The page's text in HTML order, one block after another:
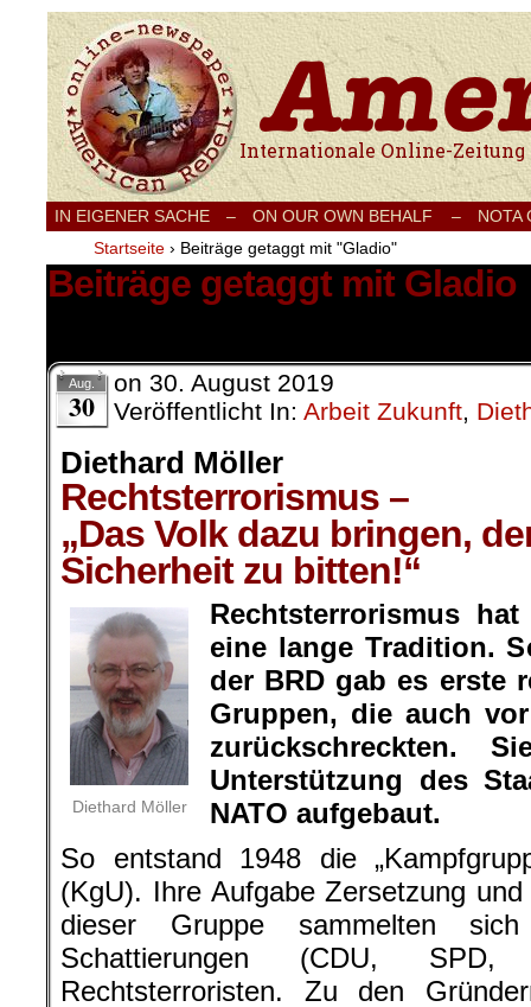
Internationale Onlinezeitung für Frieden,
IN EIGENER SACHE – ON OUR OWN BEHALF –
NOTA
Startseite › Beiträge getaggt mit "Gladio"
Beiträge getaggt mit Gladio
Aug.
30
on 30. August 2019
Veröffentlicht In: Arbeit Zukunft,
Diethard Möller
Rechtsterrorismus –
„Das Volk dazu bringen,
Sicherheit zu bitten!“
Diethard Möller
Rechtsterrorismus
eine lange Tradition.
der BRD gab es erste
Gruppen, die auch
zurückschreckten.
Unterstützung des
NATO aufgebaut.
So entstand 1948 die
(KgU). Ihre Aufgabe Zersetzung
dieser Gruppe sammelten sich
Schattierungen (CDU,
Rechtsterroristen. Zu den